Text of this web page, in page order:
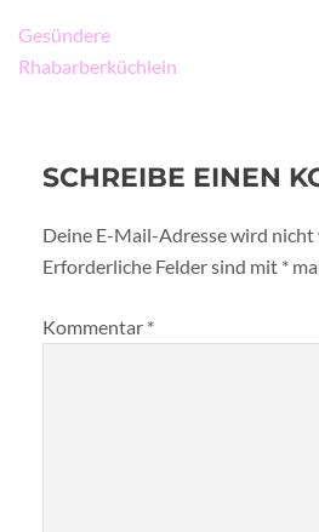
Beitragsnavigation
Gesündere
Rhabarberküchlein
SCHREIBE EINEN
Deine E-Mail-Adresse wird
Erforderliche Felder sind mit *
Kommentar *